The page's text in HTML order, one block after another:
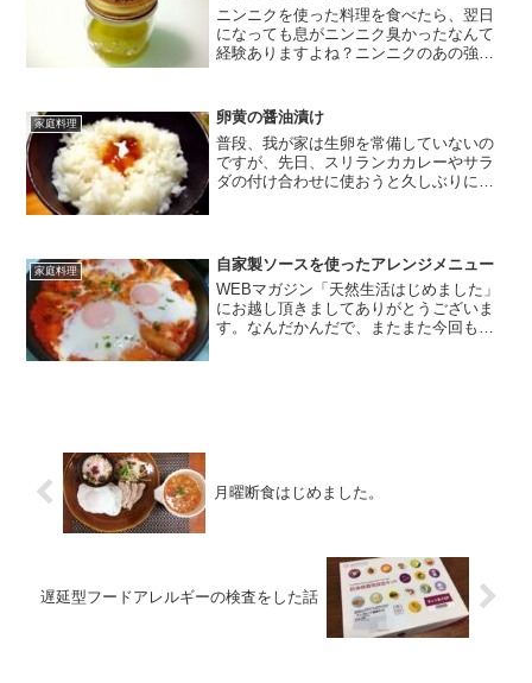
ニンニクを使った料理を食べたら、翌日
になっても息がニンニク臭かったなんて
経験ありますよね？ニンニクのあの強い
かし込むと、アホエンと言う成分が出来
ます。このアホエンと言う...
家庭料理
卵黄の醤油漬け
普段、我が家は生卵を常備していないの
ですが、先日、スリランカカレーやサラ
ダの付け合わせに使おうと久しぶりに卵
ました。初めて作るので、...
家庭料理
自家製ソースを使ったアレンジメニュー
WEBマガジン「天然生活はじめました」
にお越し頂きましてありがとうございま
す。なんだかんだで、またまた今回もま
月曜断食はじめました。
遅延型フードアレルギーの検査をした話